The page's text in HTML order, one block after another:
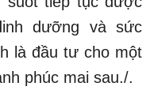
dưỡng và sức
là đầu tư cho một
phúc mai sau./.